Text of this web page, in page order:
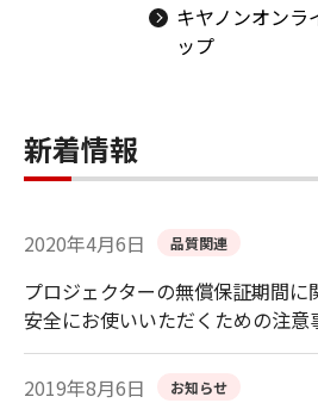
キヤノンオンラ
ップ
新着情報
2020年4月6日 品質関連
プロジェクターの無償保証期間
安全にお使いいただくための注意
2019年8月6日 お知らせ